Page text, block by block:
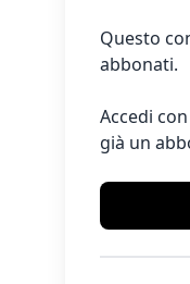
Questo
abbonati.
Accedi
già un